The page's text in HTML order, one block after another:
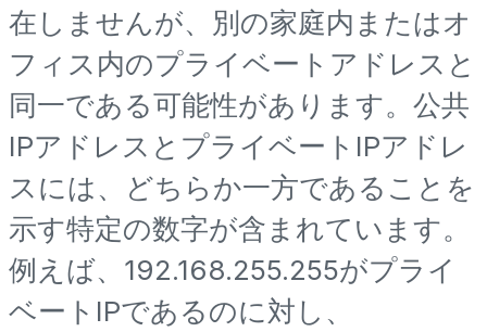
在しませんが、別の家庭内またはオ
フィス内のプライベートアドレスと
同一である可能性があります。公共
IPアドレスとプライベートIPアドレ
スには、どちらか一方であることを
示す特定の数字が含まれています。
例えば、192.168.255.255がプライ
ベートIPであるのに対し、